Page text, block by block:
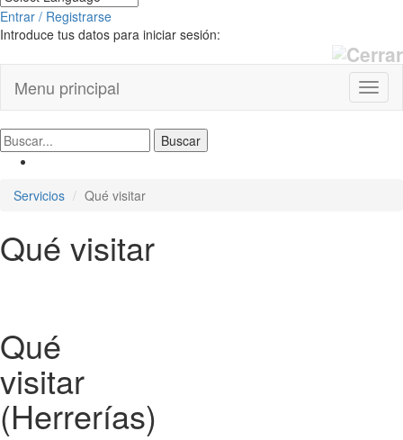
Entrar / Registrarse
Introduce tus datos para iniciar sesión:
Menu principal
Servicios Qué visitar
Qué visitar
Qué
visitar
(Herrerías)